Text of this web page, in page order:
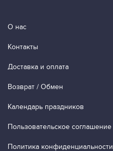
О нас
Контакты
Доставка и оплата
Возврат / Обмен
Календарь праздников
Пользовательское соглашение
Политика конфиденциальности